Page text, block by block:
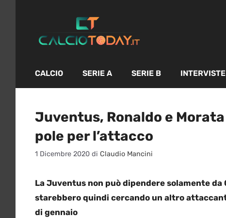
contenuto
CALCIO SERIE A SERIE B INTERVISTE
Juventus, Ronaldo e
pole per l’attacco
1 Dicembre 2020 di Claudio Mancini
La Juventus non può dipendere solamente
starebbero quindi cercando un altro
di gennaio